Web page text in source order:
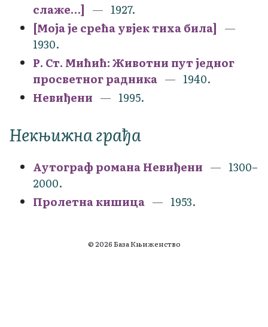
слаже…]
1927.
[Моја је срећа увјек тиха била]
1930.
Р. Ст. Мићић: Животни пут једног
просветног радника
1940.
Невиђени
1995.
Некњижна грађа
Аутограф романа Невиђени
1300–
2000.
Пролетна кишица
1953.
© 2026 База Књиженство